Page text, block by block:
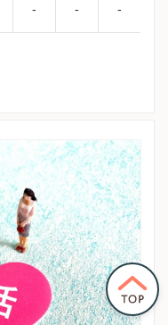
- - -
接お問い合わせくださ